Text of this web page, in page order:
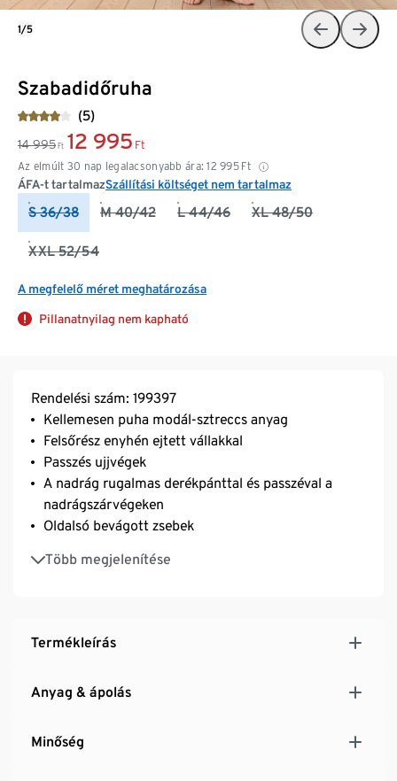
Szabadidőruha
(5)
14 995 Ft 12 995 Ft
Az elmúlt 30 nap legalacsonyabb ára: 12 995 Ft
ÁFA-t tartalmazSzállítási költséget nem tartalmaz
S 36/38 M 40/42 L 44/46 XL 48/50
XXL 52/54
A megfelelő méret meghatározása
Pillanatnyilag nem kapható
1/5
Rendelési szám: 199397
Kellemesen puha modál-sztreccs anyag
Felsőrész enyhén ejtett vállakkal
Passzés ujjvégek
A nadrág rugalmas derékpánttal és passzéval a
nadrágszárvégeken
Oldalsó bevágott zsebek
Több megjelenítése
Tartós és rendkívül mosásálló, kiváló minőségű
márkás elasztánnal
Termékleírás
Anyag & ápolás
Minőség